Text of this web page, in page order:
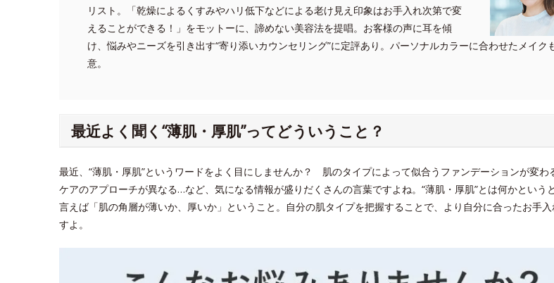
リスト。「乾燥によるくすみやハリ低下などによる老け見え印象はお手入れ次第で変
えることができる！」をモットーに、諦めない美容法を提唱。お客様の声に耳を傾
け、悩みやニーズを引き出す“寄り添いカウンセリング”に定評あり。パーソナルカラーに合わせたメイク
意。
最近よく聞く“薄肌・厚肌”ってどういうこと？
最近、“薄肌・厚肌”というワードをよく目にしませんか？ 肌のタイプによって似合うファンデーションが変わ
ケアのアプローチが異なる…など、気になる情報が盛りだくさんの言葉ですよね。“薄肌・厚肌”とは何かという
言えば「肌の角層が薄いか、厚いか」ということ。自分の肌タイプを把握することで、より自分に合ったお手入
すよ。